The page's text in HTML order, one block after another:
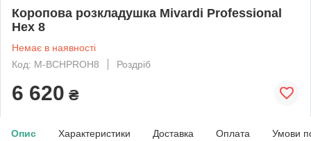
Коропова розкладушка Mivardi Professional
Hex 8
Немає в наявності
Код: M-BCHPROH8
Роздріб
6 620 ₴
Опис Характеристики Доставка Оплата Умови